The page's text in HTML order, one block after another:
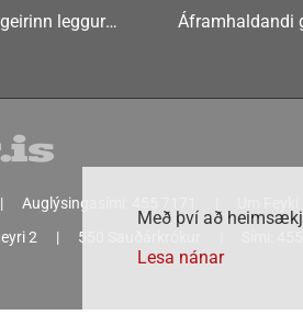
leggur
að Schengen
Áframhaldandi
Auglýsingasími:
2 550 Sauðárkrókur
Með því að
Lesa nánar